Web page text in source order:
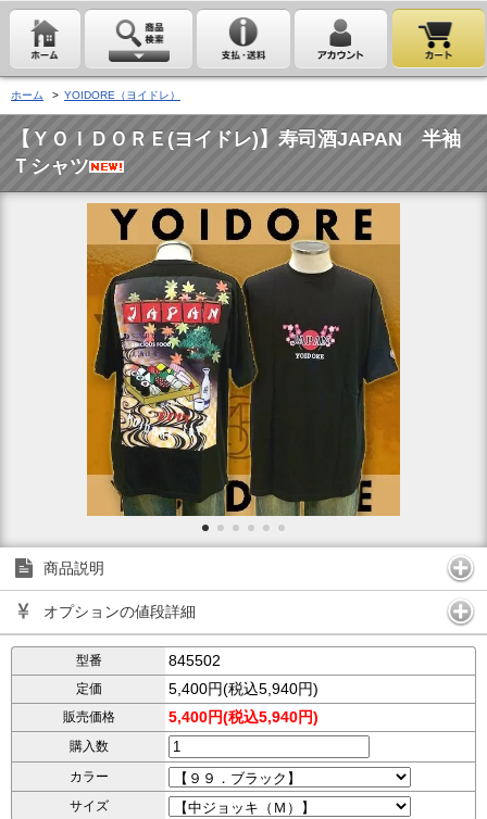
ホーム > YOIDORE（ヨイドレ）
【ＹＯＩＤＯＲＥ(ヨイドレ)】寿司酒JAPAN 半袖
Ｔシャツ
商品説明
オプションの値段詳細
型番 845502
定価 5,400円(税込5,940円)
販売価格 5,400円(税込5,940円)
購入数
カラー
サイズ